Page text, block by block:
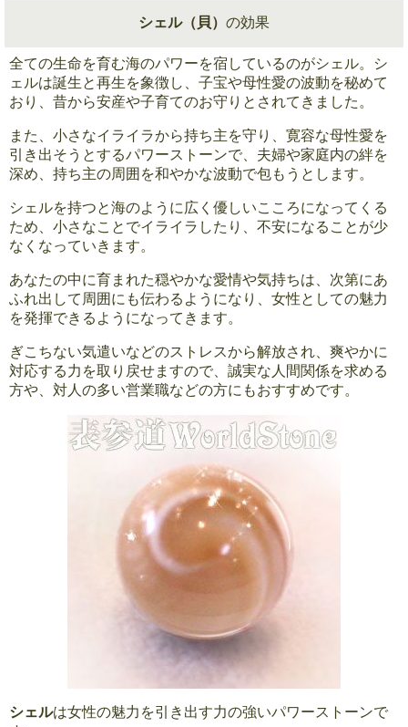
シェル（貝） の効果
全ての生命を育む海のパワーを宿しているのがシェル。シ
ェルは誕生と再生を象徴し、子宝や母性愛の波動を秘めて
おり、昔から安産や子育てのお守りとされてきました。
また、小さなイライラから持ち主を守り、寛容な母性愛を
引き出そうとするパワーストーンで、夫婦や家庭内の絆を
深め、持ち主の周囲を和やかな波動で包もうとします。
シェルを持つと海のように広く優しいこころになってくる
ため、小さなことでイライラしたり、不安になることが少
なくなっていきます。
あなたの中に育まれた穏やかな愛情や気持ちは、次第にあ
ふれ出して周囲にも伝わるようになり、女性としての魅力
を発揮できるようになってきます。
ぎこちない気遣いなどのストレスから解放され、爽やかに
対応する力を取り戻せますので、誠実な人間関係を求める
方や、対人の多い営業職などの方にもおすすめです。
シェルは女性の魅力を引き出す力の強いパワーストーンで